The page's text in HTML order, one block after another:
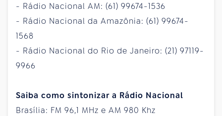
- Rádio Nacional AM: (61) 99674-1536
- Rádio Nacional da Amazônia: (61) 99674-
1568
- Rádio Nacional do Rio de Janeiro: (21) 97119-
9966
Saiba como sintonizar a Rádio Nacional
Brasília: FM 96,1 MHz e AM 980 Khz